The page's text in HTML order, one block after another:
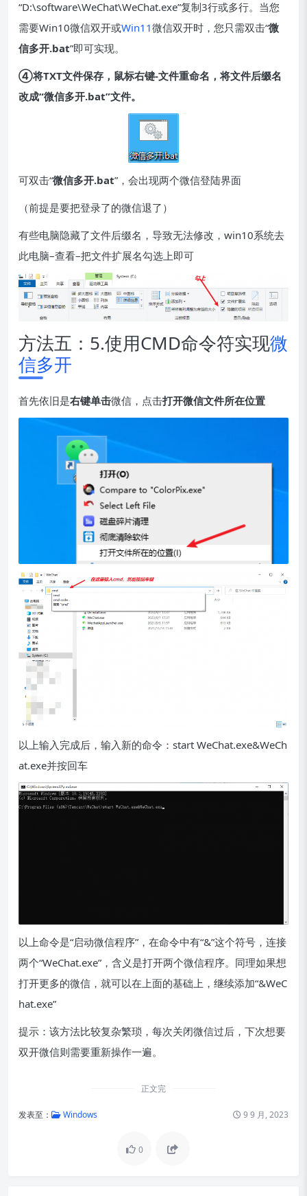
“D:\software\WeChat\WeChat.exe”复制3行或多行。当您
需要Win10微信双开或Win11微信双开时，您只需双击“微
信多开.bat”即可实现。
④将TXT文件保存，鼠标右键-文件重命名，将文件后缀名
改成“微信多开.bat”文件。
可双击“微信多开.bat”，会出现两个微信登陆界面
（前提是要把登录了的微信退了）
有些电脑隐藏了文件后缀名，导致无法修改，win10系统去
此电脑–查看–把文件扩展名勾选上即可
方法五：5.使用CMD命令符实现微
信多开
首先依旧是右键单击微信，点击打开微信文件所在位置
以上输入完成后，输入新的命令：start WeChat.exe&WeCh
at.exe并按回车
以上命令是“启动微信程序”，在命令中有“&”这个符号，连接
两个“WeChat.exe”，含义是打开两个微信程序。同理如果想
打开更多的微信，就可以在上面的基础上，继续添加“&WeC
hat.exe”
提示：该方法比较复杂繁琐，每次关闭微信过后，下次想要
双开微信则需要重新操作一遍。
正文完
发表至： Windows 9 9 月, 2023
0